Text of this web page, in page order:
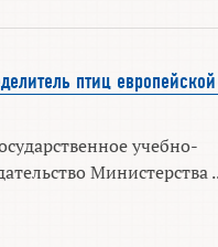
птиц
учебно-
Министерства